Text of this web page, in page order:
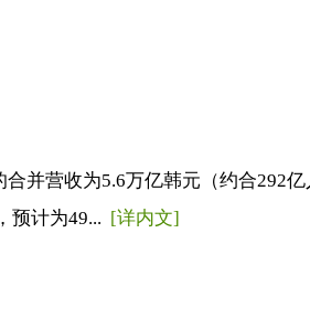
并营收为5.6万亿韩元（约合292
预计为49... [详内文]